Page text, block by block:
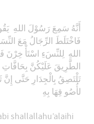
أَنَّهُ سَمِعَ رَسُوْلَ اللهِ
فَاخْتَلَطَ الرِّجَالُ مَعَ
اللهِ لِلنِّسَءِ اسْتَأْ خِرْنَ
الطَّرِيقَ عَلَيْكُنَّ بِحَافَّاتِ
تَلْتَصِقُ بِالْجِدَارِ حَتَّى إِنَّ
لأُصُو قِهَا بِهِ
shallallahu’alaihi